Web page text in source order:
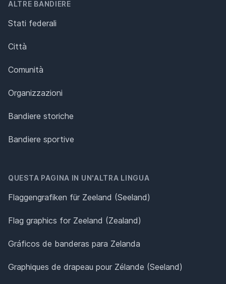
ALTRE BANDIERE
Stati federali
Città
Comunità
Organizzazioni
Bandiere storiche
Bandiere sportive
QUESTA PAGINA IN UN'ALTRA LINGUA
Flaggengrafiken für Zeeland (Seeland)
Flag graphics for Zeeland (Zealand)
Gráficos de banderas para Zelanda
Graphiques de drapeau pour Zélande (Seeland)